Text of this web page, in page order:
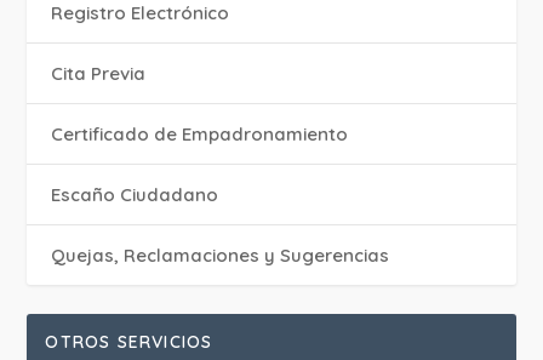
Registro Electrónico
Cita Previa
Certificado de Empadronamiento
Escaño Ciudadano
Quejas, Reclamaciones y Sugerencias
OTROS SERVICIOS